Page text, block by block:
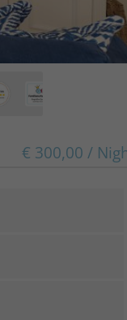
€ 300,00 /